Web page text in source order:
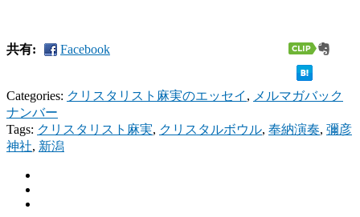
共有: Facebook
Categories: クリスタリスト麻実のエッセイ , メルマガバック
ナンバー
Tags: クリスタリスト麻実, クリスタルボウル, 奉納演奏, 彌彦
神社, 新潟